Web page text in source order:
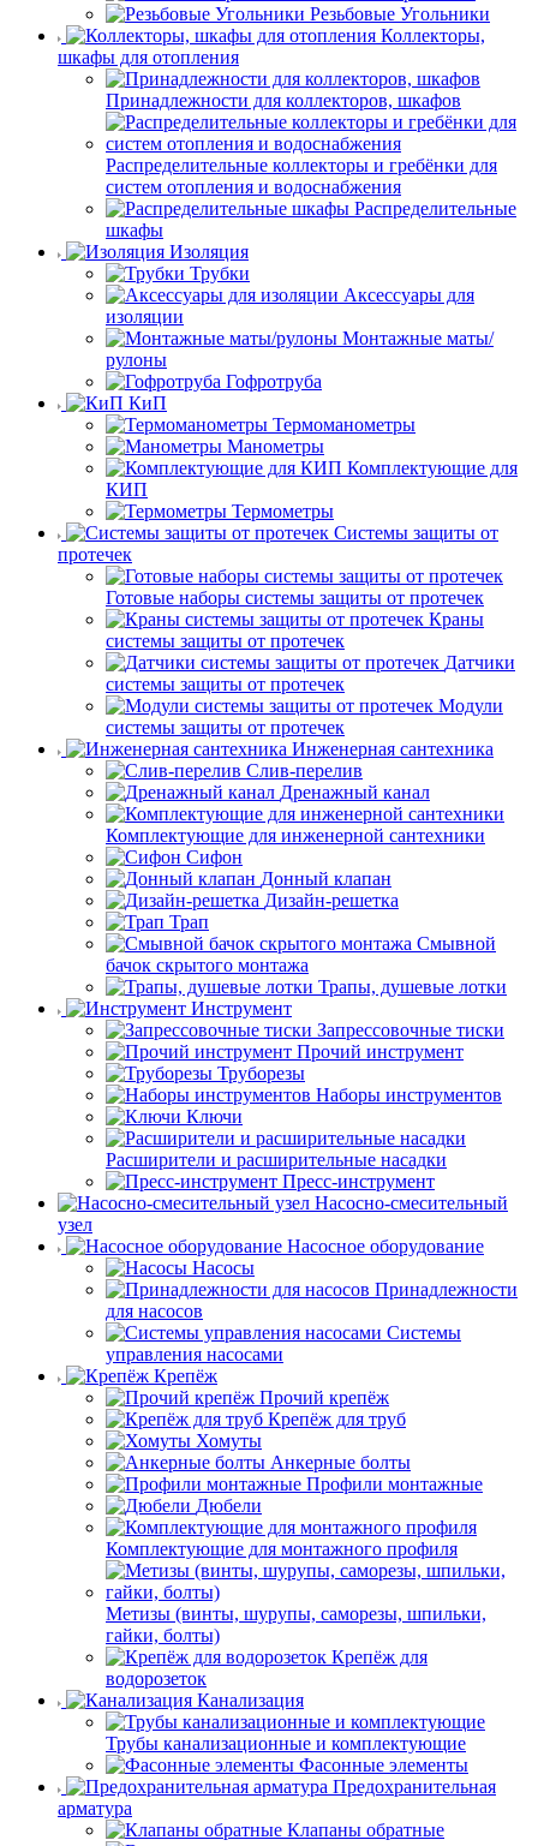
Резьбовые Угольники
Коллекторы,
шкафы для отопления
Принадлежности для коллекторов, шкафов
Распределительные коллекторы и гребёнки для
систем отопления и водоснабжения
Распределительные
шкафы
Изоляция
Трубки
Аксессуары для
изоляции
Монтажные маты/
рулоны
Гофротруба
КиП
Термоманометры
Манометры
Комплектующие для
КИП
Термометры
Системы защиты от
протечек
Готовые наборы системы защиты от протечек
Краны
системы защиты от протечек
Датчики
системы защиты от протечек
Модули
системы защиты от протечек
Инженерная сантехника
Слив-перелив
Дренажный канал
Комплектующие для инженерной сантехники
Сифон
Донный клапан
Дизайн-решетка
Трап
Смывной
бачок скрытого монтажа
Трапы, душевые лотки
Инструмент
Запрессовочные тиски
Прочий инструмент
Труборезы
Наборы инструментов
Ключи
Расширители и расширительные насадки
Пресс-инструмент
Насосно-смесительный
узел
Насосное оборудование
Насосы
Принадлежности
для насосов
Системы
управления насосами
Крепёж
Прочий крепёж
Крепёж для труб
Хомуты
Анкерные болты
Профили монтажные
Дюбели
Комплектующие для монтажного профиля
Метизы (винты, шурупы, саморезы, шпильки,
гайки, болты)
Крепёж для
водорозеток
Канализация
Трубы канализационные и комплектующие
Фасонные элементы
Предохранительная
арматура
Клапаны обратные